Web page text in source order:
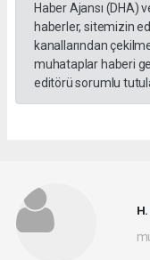
Haber Ajansı (DHA)
haberler, sitemizin
kanallarından
muhataplar haberi
editörü sorumlu